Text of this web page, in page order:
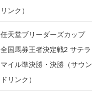
リンク）
任天堂ブリーダーズカップ
全国馬券王者決定戦2 サテラ
マイル準決勝・決勝（サウン
ドリンク）